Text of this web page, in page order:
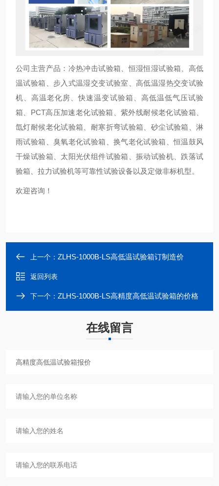
公司主营产品：冷热冲击试验箱、恒湿恒湿试验箱、高低
温试验箱、步入式温湿交变试验室、高低温湿热交变试验
机、高温老化房、快速温变试验箱、高低温低气压试验
箱、PCT高压加速老化试验箱、紫外线耐候老化试验箱、
氙灯耐候老化试验箱、耐寒折弯试验箱、砂尘试验箱、淋
雨试验箱、臭氧老化试验箱、换气老化试验箱、恒温鼓风
干燥试验箱、太阳光伏组件试验箱、振动试验机、跌落试
验箱、拉力试验机等可靠性试验设备以及定做非标机型。
欢迎咨询！
上一个： ZLHS-1000B-LS高低温试验箱订制造价
返回列表
下一个： ZLHS-1000B-LS高精度高低温试验箱的价格
在线留言